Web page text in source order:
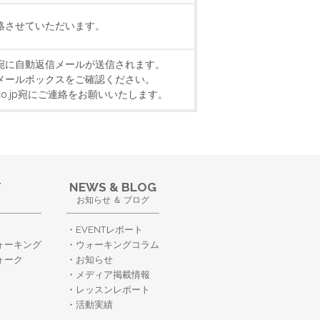
せていただいます。
自動返信メールが送信されます。
ルボックスをご確認ください。
宛にご連絡をお願いいたします。
ーキング
ーク
NEWS & BLOG
お知らせ ＆ ブログ
EVENTレポート
ウォーキングコラム
お知らせ
メディア掲載情報
レッスンレポート
活動実績